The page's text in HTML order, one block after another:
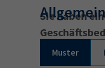
Sie haben
Muster